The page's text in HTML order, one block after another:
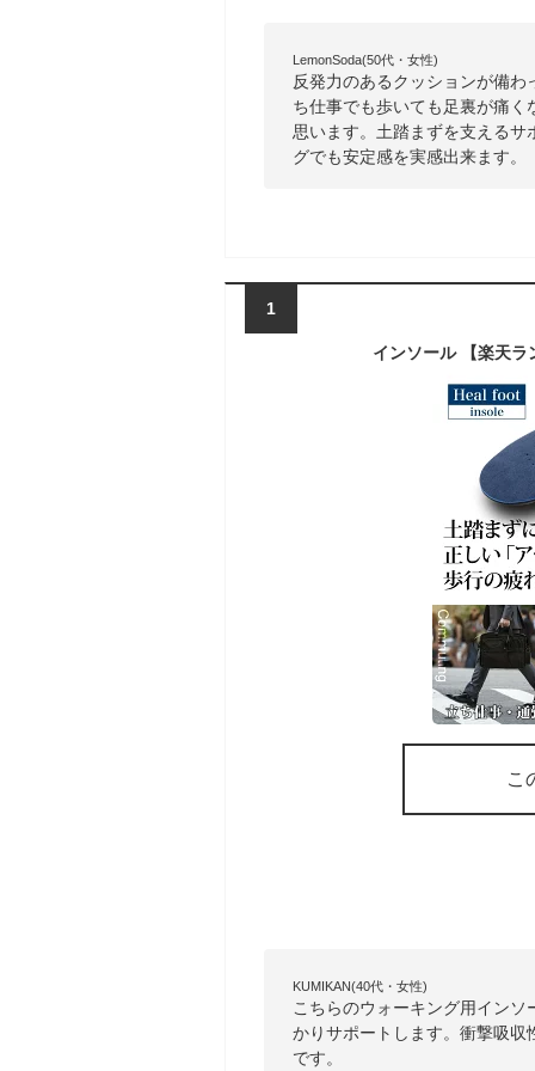
LemonSoda(50代・女性)
反発力のあるクッションが備
ち仕事でも歩いても足裏が痛
思います。土踏まずを支える
グでも安定感を実感出来ます。
1
こ
KUMIKAN(40代・女性)
こちらのウォーキング用イン
かりサポートします。衝撃吸
です。